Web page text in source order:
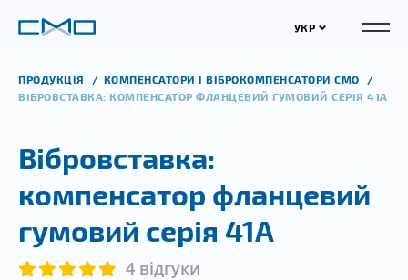
УКР
ПРОДУКЦІЯ
КОМПЕНСАТОРИ І ВІБРОКОМПЕНСАТОРИ СМО
ВІБРОВСТАВКА: КОМПЕНСАТОР ФЛАНЦЕВИЙ ГУМОВИЙ СЕРІЯ 41А
Вібровставка:
компенсатор фланцевий
гумовий серія 41А
4 відгуки